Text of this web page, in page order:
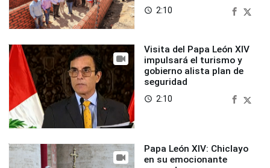
access_time 2:10
Visita del Papa León XIV
impulsará el turismo y
gobierno alista plan de
seguridad
access_time 2:10
Papa León XIV: Chiclayo
en su emocionante